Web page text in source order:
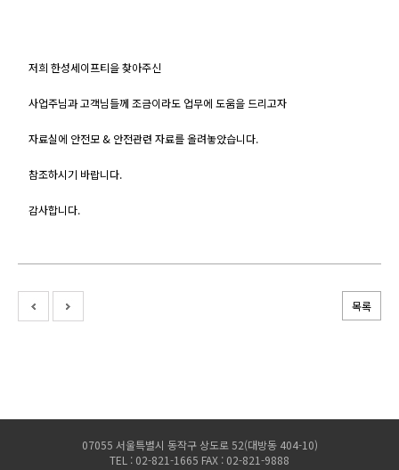
저희 한성세이프티을 찾아주신
사업주님과 고객님들께 조금이라도 업무에 도움을 드리고자
자료실에 안전모 & 안전관련 자료를 올려놓았습니다.
참조하시기 바랍니다.
감사합니다.
목록
07055 서울특별시 동작구 상도로 52(대방동 404-10)
TEL : 02-821-1665 FAX : 02-821-9888